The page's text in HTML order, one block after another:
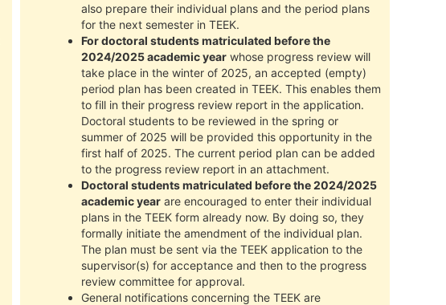
also prepare their individual plans and the period plans
for the next semester in TEEK.
For doctoral students matriculated before the
2024/2025 academic year whose progress review will
take place in the winter of 2025, an accepted (empty)
period plan has been created in TEEK. This enables them
to fill in their progress review report in the application.
Doctoral students to be reviewed in the spring or
summer of 2025 will be provided this opportunity in the
first half of 2025. The current period plan can be added
to the progress review report in an attachment.
Doctoral students matriculated before the 2024/2025
academic year are encouraged to enter their individual
plans in the TEEK form already now. By doing so, they
formally initiate the amendment of the individual plan.
The plan must be sent via the TEEK application to the
supervisor(s) for acceptance and then to the progress
review committee for approval.
General notifications concerning the TEEK are